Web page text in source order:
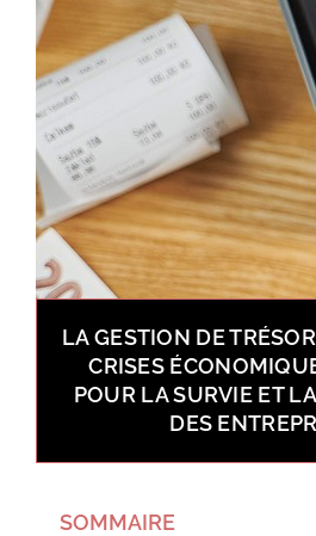
LA GESTION DE
CRISES
POUR LA SURVIE ET
DES
SOMMAIRE